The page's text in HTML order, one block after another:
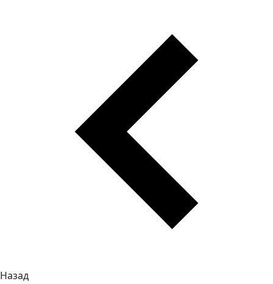
Назад